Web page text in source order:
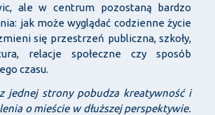
ale w centrum pozostaną bardzo
jak może wyglądać codzienne życie
się przestrzeń publiczna, szkoły,
relacje społeczne czy sposób
czasu.
jednej strony pobudza kreatywność i
o mieście w dłuższej perspektywie.